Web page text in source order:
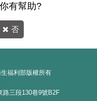
有幫助?
否
福利部版權所有
路三段130巷9號B2F